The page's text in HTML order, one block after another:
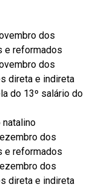
dos
e reformados
dos
direta e indireta
do 13º salário do
dos
e reformados
dos
direta e indireta